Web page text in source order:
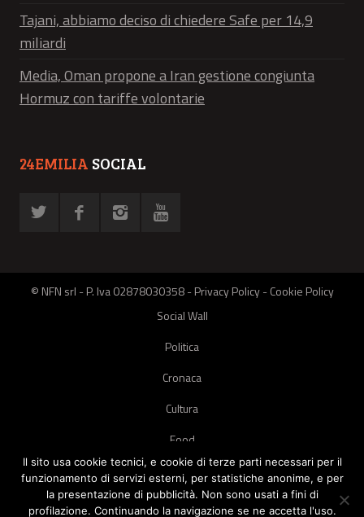
Tajani, abbiamo deciso di chiedere Safe per 14,9
miliardi
Media, Oman propone a Iran gestione congiunta
Hormuz con tariffe volontarie
24EMILIA SOCIAL
© NFN srl - P. Iva 02878030358 -Privacy Policy-Cookie Policy
Social Wall
Politica
Cronaca
Cultura
Food
Green
Pets
Il sito usa cookie tecnici, e cookie di terze parti necessari per il
funzionamento di servizi esterni, per statistiche anonime, e per
la presentazione di pubblicità. Non sono usati a fini di
profilazione. Continuando la navigazione se ne accetta l'uso.